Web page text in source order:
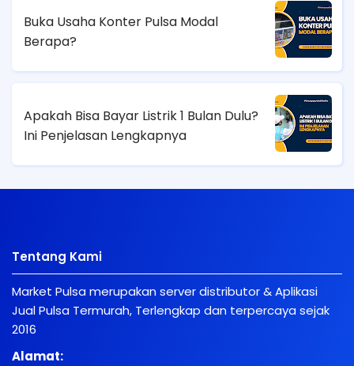
Buka Usaha Konter Pulsa Modal
Berapa?
Apakah Bisa Bayar Listrik 1 Bulan Dulu?
Ini Penjelasan Lengkapnya
Tentang Kami
Market Pulsa merupakan server distributor & Aplikasi
Jual Pulsa Termurah, Terlengkap dan terpercaya sejak
2016
Alamat: